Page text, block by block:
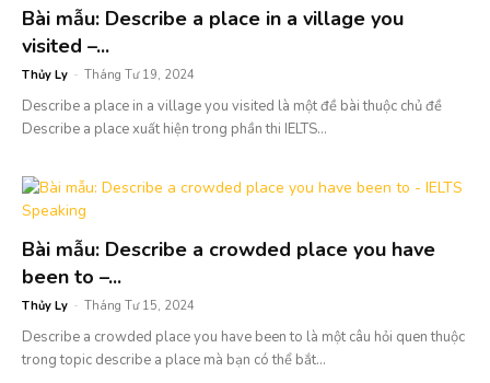
Bài mẫu: Describe a place in a village you
visited –...
Thủy Ly - Tháng Tư 19, 2024
Describe a place in a village you visited là một đề bài thuộc chủ đề
Describe a place xuất hiện trong phần thi IELTS...
Bài mẫu: Describe a crowded place you have
been to –...
Thủy Ly - Tháng Tư 15, 2024
Describe a crowded place you have been to là một câu hỏi quen thuộc
trong topic describe a place mà bạn có thể bắt...